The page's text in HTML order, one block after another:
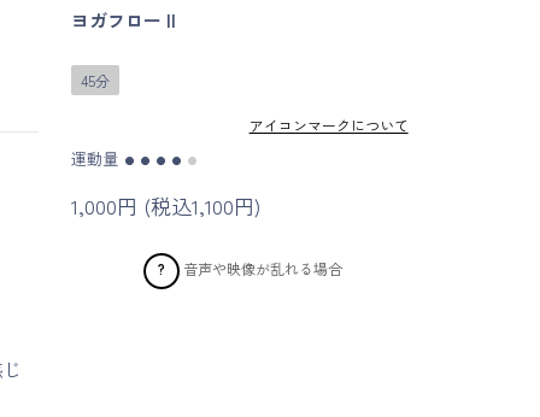
ヨガフロー II
45分
アイコンマークについて
運動量 ● ● ● ● ●
1,000円 (税込1,100円)
? 音声や映像が乱れる場合